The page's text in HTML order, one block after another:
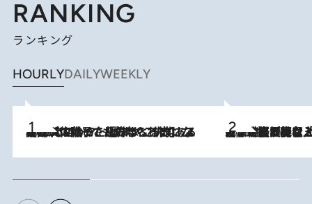
RANKING
ランキング
HOURLYDAILYWEEKLY
2026.8.5
【阿川佐和子さんの年とる力】なぜ70代で始めた趣味は“こんなに楽しい”のか？ ピアノ、俳句…スランプに陥っても続けられる“ある秘訣”とは 2026.8.5
【なぜ吉沢亮は「気配を消せる」のか？】興行収入208億の『国宝』を経て挑むミュージカル『ディア・エヴァン・ハンセン』。トップ俳優が舞台上でさらけ出した“孤独”とは